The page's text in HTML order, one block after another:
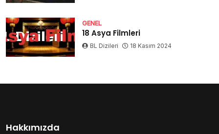
GENEL
18 Asya Filmleri
BL Dizileri 18 Kasım 2024
Hakkımızda